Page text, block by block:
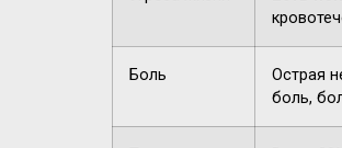
Боль
Острая
боль,